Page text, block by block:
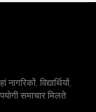
विद्यार्थियों,
समाचार मिलते